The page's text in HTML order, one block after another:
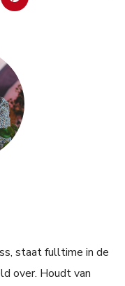
staat fulltime in de
over. Houdt van